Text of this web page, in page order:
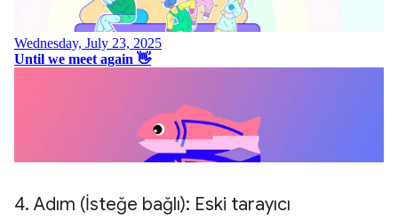
4. Adım (İsteğe bağlı): Eski tarayıcı